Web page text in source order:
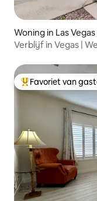
Woning in Las Vegas
Verblijf in Vegas |
Topfavoriet van
Favoriet van